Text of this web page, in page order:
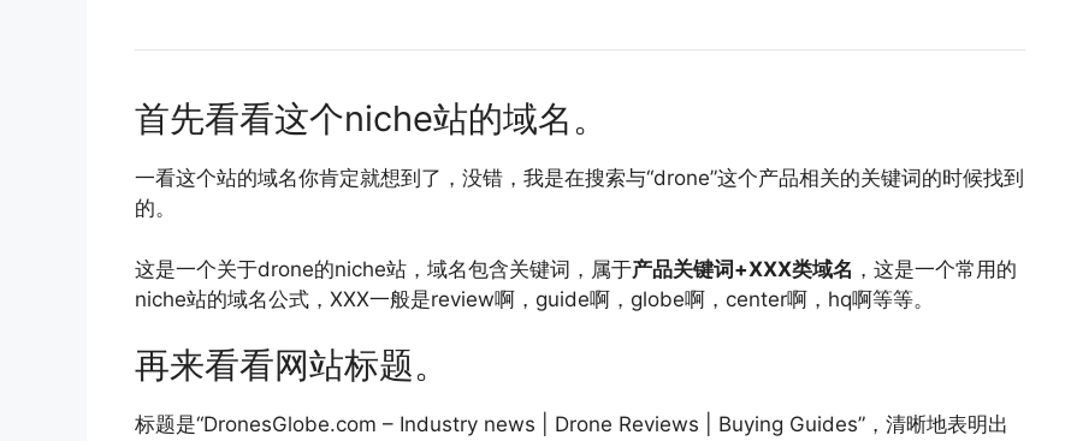
首先看看这个niche站的域名。
一看这个站的域名你肯定就想到了，没错，我是在搜索与“drone”这个产品相关的关键词的时候找到
的。
这是一个关于drone的niche站，域名包含关键词，属于产品关键词+XXX类域名 ，这是一个常用的
niche站的域名公式，XXX一般是review啊，guide啊，globe啊，center啊，hq啊等等。
再来看看网站标题。
标题是“DronesGlobe.com – Industry news | Drone Reviews | Buying Guides”，清晰地表明出